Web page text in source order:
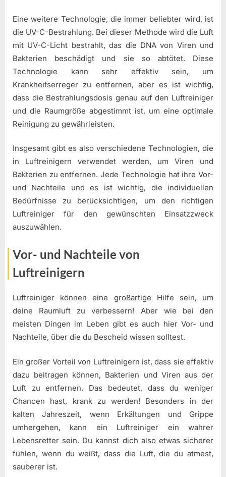
Eine weitere Technologie, die immer beliebter wird, ist
die UV-C-Bestrahlung. Bei dieser Methode wird die Luft
mit UV-C-Licht bestrahlt, das die DNA von Viren und
Bakterien beschädigt und sie so abtötet. Diese
Technologie kann sehr effektiv sein, um
Krankheitserreger zu entfernen, aber es ist wichtig,
dass die Bestrahlungsdosis genau auf den Luftreiniger
und die Raumgröße abgestimmt ist, um eine optimale
Reinigung zu gewährleisten.
Insgesamt gibt es also verschiedene Technologien, die
in Luftreinigern verwendet werden, um Viren und
Bakterien zu entfernen. Jede Technologie hat ihre Vor-
und Nachteile und es ist wichtig, die individuellen
Bedürfnisse zu berücksichtigen, um den richtigen
Luftreiniger für den gewünschten Einsatzzweck
auszuwählen.
Vor- und Nachteile von
Luftreinigern
Luftreiniger können eine großartige Hilfe sein, um
deine Raumluft zu verbessern! Aber wie bei den
meisten Dingen im Leben gibt es auch hier Vor- und
Nachteile, über die du Bescheid wissen solltest.
Ein großer Vorteil von Luftreinigern ist, dass sie effektiv
dazu beitragen können, Bakterien und Viren aus der
Luft zu entfernen. Das bedeutet, dass du weniger
Chancen hast, krank zu werden! Besonders in der
kalten Jahreszeit, wenn Erkältungen und Grippe
umhergehen, kann ein Luftreiniger ein wahrer
Lebensretter sein. Du kannst dich also etwas sicherer
fühlen, wenn du weißt, dass die Luft, die du atmest,
sauberer ist.